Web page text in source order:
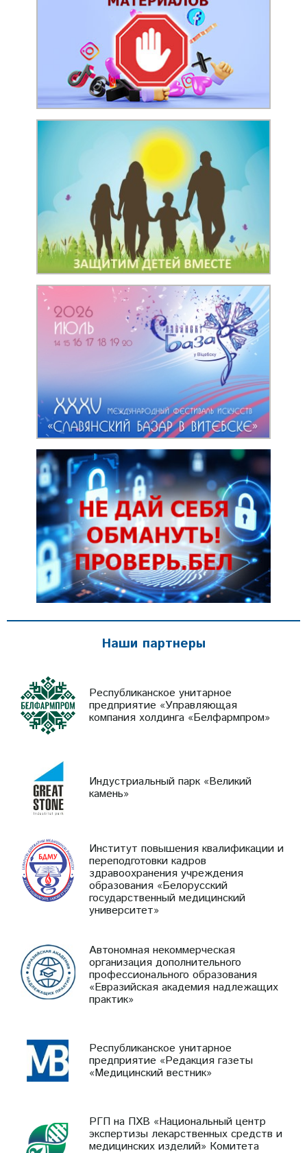
Наши партнеры
Республиканское унитарное
предприятие «Управляющая
компания холдинга «Белфармпром»
Индустриальный парк «Великий
камень»
Институт повышения квалификации и
переподготовки кадров
здравоохранения учреждения
образования «Белорусский
государственный медицинский
университет»
Автономная некоммерческая
организация дополнительного
профессионального образования
«Евразийская академия надлежащих
практик»
Республиканское унитарное
предприятие «Редакция газеты
«Медицинский вестник»
РГП на ПХВ «Национальный центр
экспертизы лекарственных средств и
медицинских изделий» Комитета